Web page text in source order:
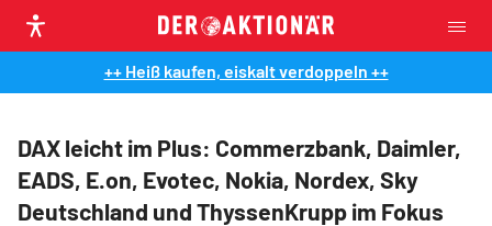
++ Heiß kaufen, eiskalt verdoppeln ++
DAX leicht im Plus: Commerzbank, Daimler,
EADS, E.on, Evotec, Nokia, Nordex, Sky
Deutschland und ThyssenKrupp im Fokus